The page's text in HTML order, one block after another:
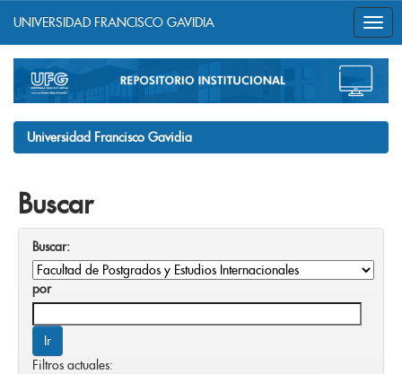
navigation
UNIVERSIDAD FRANCISCO GAVIDIA
Universidad Francisco Gavidia
Buscar
Buscar:
por
Filtros actuales: